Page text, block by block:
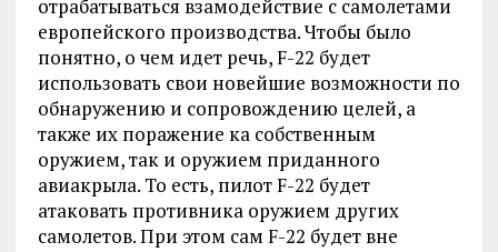
отрабатываться взамодействие с самолетами
европейского производства. Чтобы было
понятно, о чем идет речь, F-22 будет
использовать свои новейшие возможности по
обнаружению и сопровождению целей, а
также их поражение ка собственным
оружием, так и оружием приданного
авиакрыла. То есть, пилот F-22 будет
атаковать противника оружием других
самолетов. При этом сам F-22 будет вне